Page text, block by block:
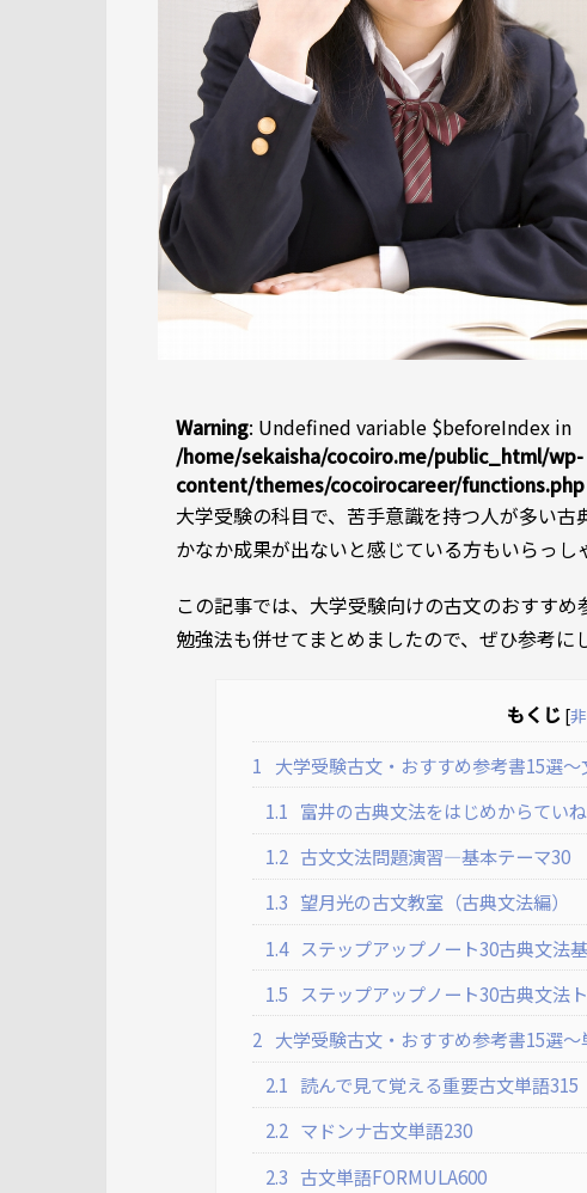
Warning: Undefined variable $beforeIndex in
/home/sekaisha/cocoiro.me/public_html/wp-
content/themes/cocoirocareer/functions.php
大学受験の科目で、苦手意識を持つ人が多い
かなか成果が出ないと感じている方もいらっし
この記事では、大学受験向けの古文のおすす
勉強法も併せてまとめましたので、ぜひ参考に
もくじ [
1 大学受験古文・おすすめ参考書15選〜
1.1 富井の古典文法をはじめからてい
1.2 古文文法問題演習―基本テーマ30
1.3 望月光の古文教室（古典文法編）
1.4 ステップアップノート30古典文法
1.5 ステップアップノート30古典文法
2 大学受験古文・おすすめ参考書15選〜
2.1 読んで見て覚える重要古文単語315
2.2 マドンナ古文単語230
2.3 古文単語FORMULA600